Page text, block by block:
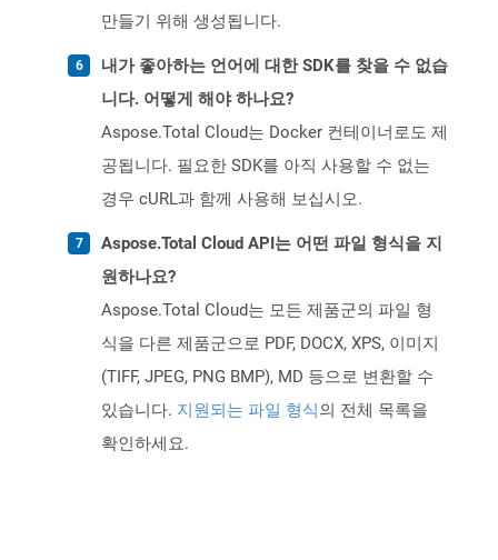
만들기 위해 생성됩니다.
내가 좋아하는 언어에 대한 SDK를 찾을 수 없습
니다. 어떻게 해야 하나요?
Aspose.Total Cloud는 Docker 컨테이너로도 제
공됩니다. 필요한 SDK를 아직 사용할 수 없는
경우 cURL과 함께 사용해 보십시오.
Aspose.Total Cloud API는 어떤 파일 형식을 지
원하나요?
Aspose.Total Cloud는 모든 제품군의 파일 형
식을 다른 제품군으로 PDF, DOCX, XPS, 이미지
(TIFF, JPEG, PNG BMP), MD 등으로 변환할 수
있습니다. 지원되는 파일 형식의 전체 목록을
확인하세요.